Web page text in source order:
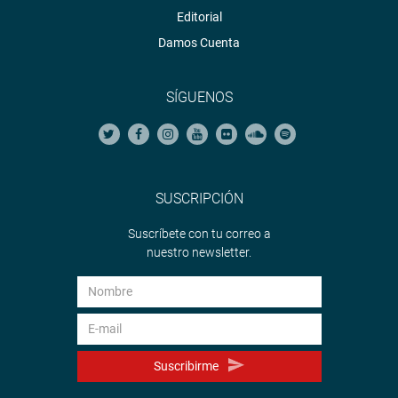
Editorial
Damos Cuenta
SÍGUENOS
SUSCRIPCIÓN
Suscríbete con tu correo a
nuestro newsletter.
Suscribirme